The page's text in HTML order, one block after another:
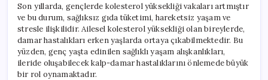
Son yıllarda, gençlerde kolesterol yüksekliği vakaları artmıştır
ve bu durum, sağlıksız gıda tüketimi, hareketsiz yaşam ve
stresle ilişkilidir. Ailesel kolesterol yüksekliği olan bireylerde,
damar hastalıkları erken yaşlarda ortaya çıkabilmektedir. Bu
yüzden, genç yaşta edinilen sağlıklı yaşam alışkanlıkları,
ileride oluşabilecek kalp-damar hastalıklarını önlemede büyük
bir rol oynamaktadır.